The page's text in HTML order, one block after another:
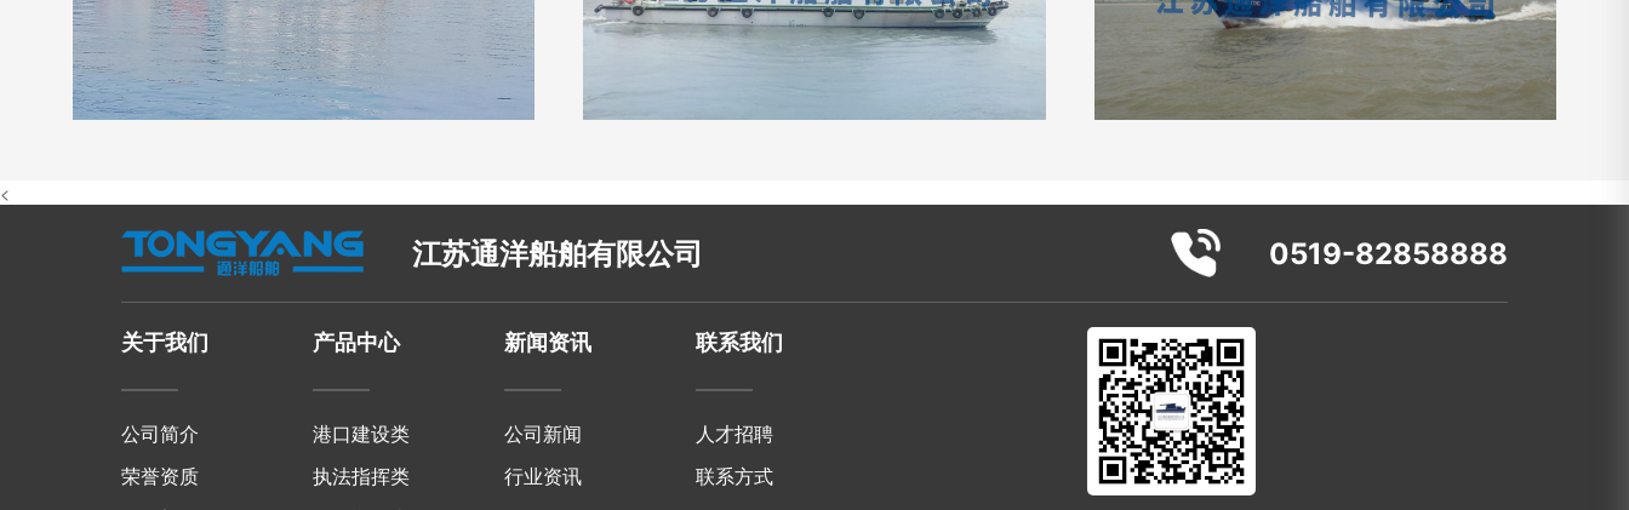
<
江苏通洋船舶有限公司 0519-82858888
关于我们
公司简介
荣誉资质
产品中心
港口建设类
执法指挥类
新闻资讯
公司新闻
行业资讯
联系我们
人才招聘
联系方式